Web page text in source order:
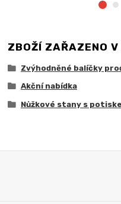
ZBOŽÍ ZAŘAZENO V
Zvýhodněné balíčky
Akční nabídka
Nůžkové stany s